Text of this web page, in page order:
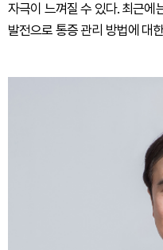
자극이 느껴질 수 있다. 최근에
발전으로 통증 관리 방법에 대